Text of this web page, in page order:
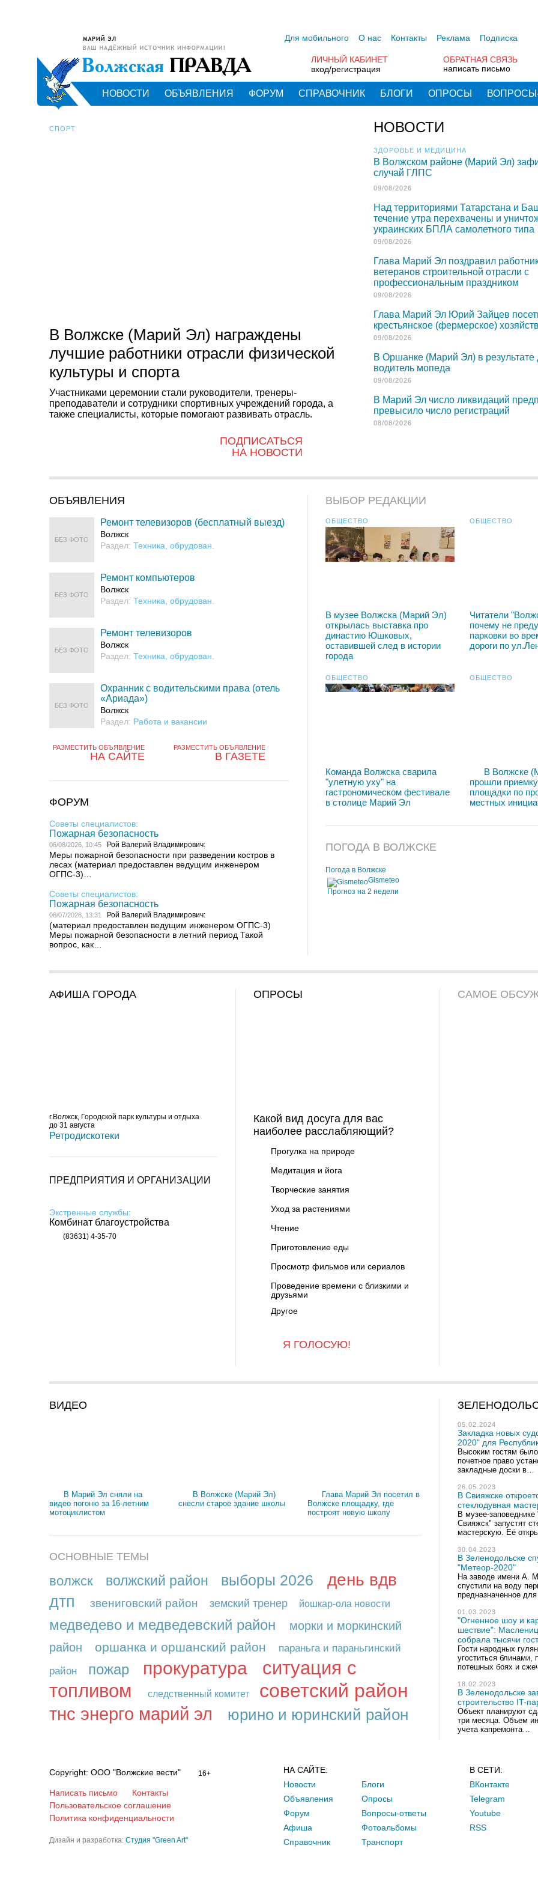
Для мобильного О нас Контакты Реклама Подписка
ОБРАТНАЯ СВЯЗЬ
написать письмо
ЛИЧНЫЙ КАБИНЕТ
вход/регистрация
НОВОСТИ ОБЪЯВЛЕНИЯ ФОРУМ СПРАВОЧНИК БЛОГИ ОПРОСЫ
СПОРТ
В Волжске (Марий Эл) награждены
лучшие работники отрасли физической
культуры и спорта
Участниками церемонии стали руководители, тренеры-
преподаватели и сотрудники спортивных учреждений города, а
также специалисты, которые помогают развивать отрасль.
ПОДПИСАТЬСЯ
НА НОВОСТИ
НОВОСТИ
ЗДОРОВЬЕ И МЕДИЦИНА
В Волжском районе (Марий Эл)
случай ГЛПС
09/08/2026
Над территориями Татарстана и
течение утра перехвачены и
украинских БПЛА самолетного типа
09/08/2026
Глава Марий Эл поздравил
ветеранов строительной отрасли с
профессиональным праздником
09/08/2026
Глава Марий Эл Юрий Зайцев
крестьянское (фермерское)
09/08/2026
В Оршанке (Марий Эл) в
водитель мопеда
09/08/2026
В Марий Эл число ликвидаций
превысило число регистраций
08/08/2026
ОБЪЯВЛЕНИЯ
Ремонт телевизоров (бесплатный выезд)
Волжск
Раздел: Техника, обрудован.
БЕЗ ФОТО
Ремонт компьютеров
Волжск
Раздел: Техника, обрудован.
БЕЗ ФОТО
Ремонт телевизоров
Волжск
Раздел: Техника, обрудован.
БЕЗ ФОТО
Охранник с водительскими права (отель
«Ариада»)
Волжск
Раздел: Работа и вакансии
БЕЗ ФОТО
РАЗМЕСТИТЬ ОБЪЯВЛЕНИЕ
НА САЙТЕ
РАЗМЕСТИТЬ ОБЪЯВЛЕНИЕ
В ГАЗЕТЕ
ФОРУМ
Советы специалистов:
Пожарная безопасность
06/08/2026, 10:45 Рой Валерий Владимирович:
Меры пожарной безопасности при разведении костров в
лесах (материал предоставлен ведущим инженером
ОГПС-3)…
Советы специалистов:
Пожарная безопасность
06/07/2026, 13:31 Рой Валерий Владимирович:
(материал предоставлен ведущим инженером ОГПС-3)
Меры пожарной безопасности в летний период Такой
вопрос, как…
ВЫБОР РЕДАКЦИИ
ОБЩЕСТВО
В музее Волжска (Марий Эл)
открылась выставка про
династию Юшковых,
оставившей след в истории
города
ОБЩЕСТВО
Читатели
почему не
парковки во
дороги по
ОБЩЕСТВО
Команда Волжска сварила
"улетную уху" на
гастрономическом фестивале
в столице Марий Эл
ОБЩЕСТВО
В Волжске
прошли
площадки по
местных
ПОГОДА В ВОЛЖСКЕ
Погода в Волжске
Gismeteo
Прогноз на 2 недели
АФИША ГОРОДА
г.Волжск, Городской парк культуры и отдыха
до 31 августа
Ретродискотеки
ПРЕДПРИЯТИЯ И ОРГАНИЗАЦИИ
Экстренные службы:
Комбинат благоустройства
(83631) 4-35-70
ОПРОСЫ
Какой вид досуга для вас
наиболее расслабляющий?
Прогулка на природе
Медитация и йога
Творческие занятия
Уход за растениями
Чтение
Приготовление еды
Просмотр фильмов или сериалов
Проведение времени с близкими и
друзьями
Другое
Я ГОЛОСУЮ!
САМОЕ
ВИДЕО
В Марий Эл сняли на
видео погоню за 16-летним
мотоциклистом
В Волжске (Марий Эл)
снесли старое здание школы
Глава Марий Эл посетил в
Волжске площадку, где
построят новую школу
ОСНОВНЫЕ ТЕМЫ
волжск волжский район выборы 2026 день вдв
дтп звениговский район земский тренер йошкар-ола новости
медведево и медведевский район
морки и моркинский
район
оршанка и оршанский район
параньга и параньгинский
район
пожар прокуратура
ситуация с
топливом
следственный комитет советский район
тнс энерго марий эл юрино и юринский район
05.02.2024
Закладка новых
2020" для
Высоким гостям
почетное право
закладные доски в…
26.05.2023
В Свияжске
стеклодувная
В музее-
Свияжск" запустят
мастерскую. Её
30.04.2023
В Зеленодольске
"Метеор-2020"
На заводе имени А.
спустили на воду
предназначенное
01.03.2023
"Огненное шоу и
шествие":
собрала тысячи
Гости народных
угоститься блинами,
потешных боях и
18.02.2023
В Зеленодольске
строительство IT-
Объект планируют
три месяца. Объем
учета капремонта…
Copyright: ООО "Волжские вести" 16+
Написать письмо
Контакты
Пользовательское соглашение
Политика конфиденциальности
Дизайн и разработка: Студия "Green Art"
НА САЙТЕ:
Новости
Объявления
Форум
Афиша
Справочник
Блоги
Опросы
Вопросы-ответы
Фотоальбомы
Транспорт
В СЕТИ:
ВКонтакте
Telegram
Youtube
RSS